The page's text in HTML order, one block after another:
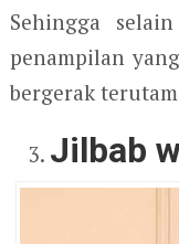
Sehingga
penampilan
bergerak
Jilbab